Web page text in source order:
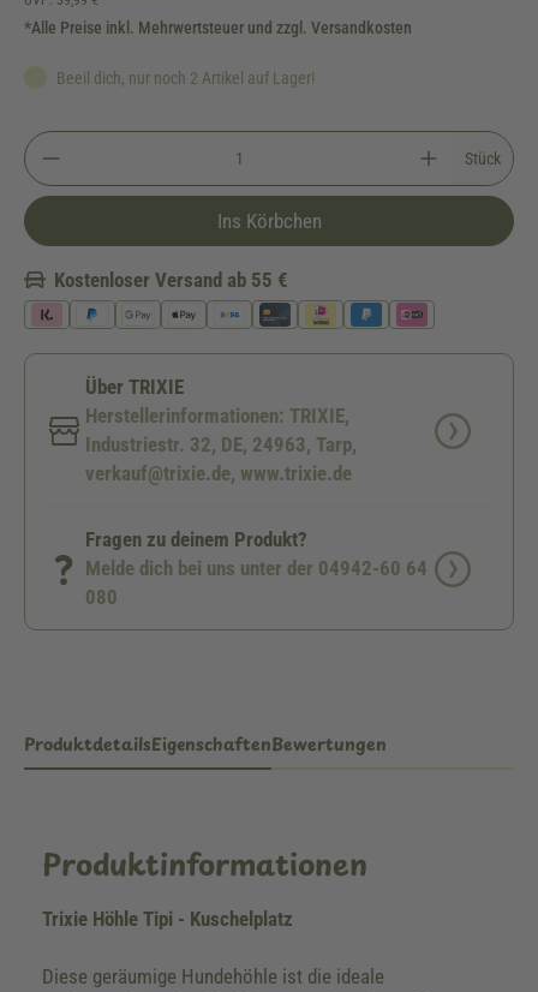
*Alle Preise inkl. Mehrwertsteuer und zzgl. Versandkosten
Beeil dich, nur noch 2 Artikel auf Lager!
Stück
Ins Körbchen
Kostenloser Versand ab 55 €
Über TRIXIE
Herstellerinformationen: TRIXIE,
Industriestr. 32, DE, 24963, Tarp,
verkauf@trixie.de, www.trixie.de
Fragen zu deinem Produkt?
Melde dich bei uns unter der 04942-60 64
080
ProduktdetailsEigenschaftenBewertungen
Produktinformationen
Trixie Höhle Tipi - Kuschelplatz
Diese geräumige Hundehöhle ist die ideale